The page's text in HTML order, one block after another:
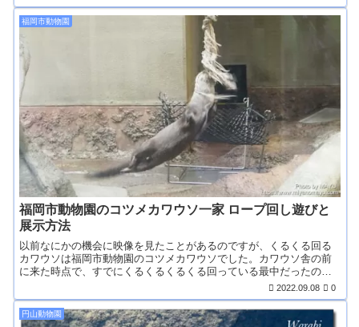
福岡市動物園
福岡市動物園のコツメカワウソ一家 ロープ回し遊びと
展示方法
以前なにかの機会に映像を見たことがあるのですが、くるくる回る
カワウソは福岡市動物園のコツメカワウソでした。カワウソ舎の前
に来た時点で、すでにくるくるくるくる回っている最中だったの
2022.09.08 0
円山動物園